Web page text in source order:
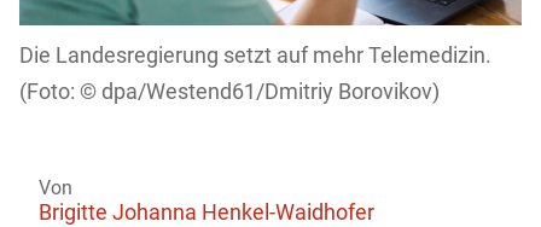
Die Landesregierung setzt auf mehr Telemedizin.
dpa/Westend61/Dmitriy Borovikov)
Von
Brigitte Johanna Henkel-Waidhofer